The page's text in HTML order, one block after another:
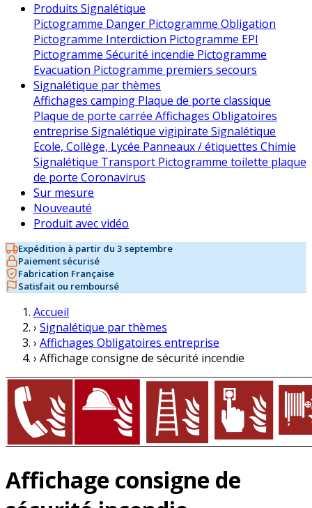
Produits Signalétique
Pictogramme Danger Pictogramme Obligation
Pictogramme Interdiction Pictogramme EPI
Pictogramme Sécurité incendie Pictogramme
Evacuation Pictogramme premiers secours
Signalétique par thèmes
Affichages camping Plaque de porte classique
Plaque de porte carrée Affichages Obligatoires
entreprise Signalétique vigipirate Signalétique
Ecole, Collège, Lycée Panneaux / étiquettes Chimie
Signalétique Transport Pictogramme toilette plaque
de porte Coronavirus
Sur mesure
Nouveauté
Produit avec vidéo
Expédition à partir du 3 septembre
Paiement sécurisé
Fabrication Française
Satisfait ou remboursé
Accueil
› Signalétique par thèmes
› Affichages Obligatoires entreprise
› Affichage consigne de sécurité incendie
Affichage consigne de